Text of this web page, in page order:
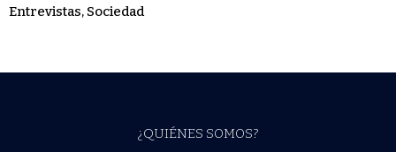
Entrevistas, Sociedad
¿QUIÉNES SOMOS?